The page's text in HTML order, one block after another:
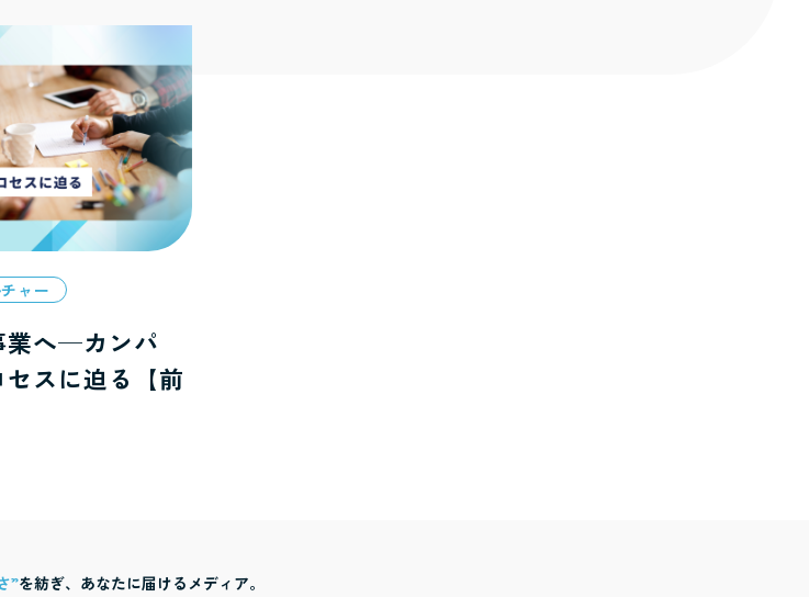
ャー
業へ─カンパ
スに迫る【前
”を紡ぎ、あなたに届けるメディア。